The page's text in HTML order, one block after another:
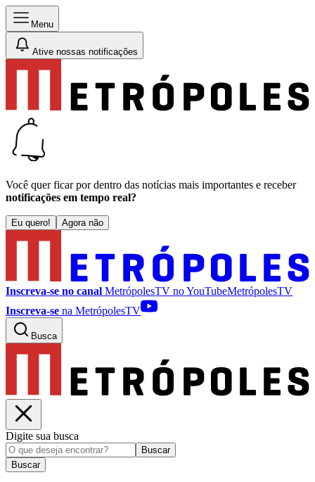
Menu
Ative nossas notificações
Você quer ficar por dentro das notícias mais importantes e receber
notificações em tempo real?
Eu quero! Agora não
Inscreva-se no canal MetrópolesTV noYouTubeMetrópolesTV
Inscreva-se na MetrópolesTV
Busca
Digite sua busca
Buscar
Buscar